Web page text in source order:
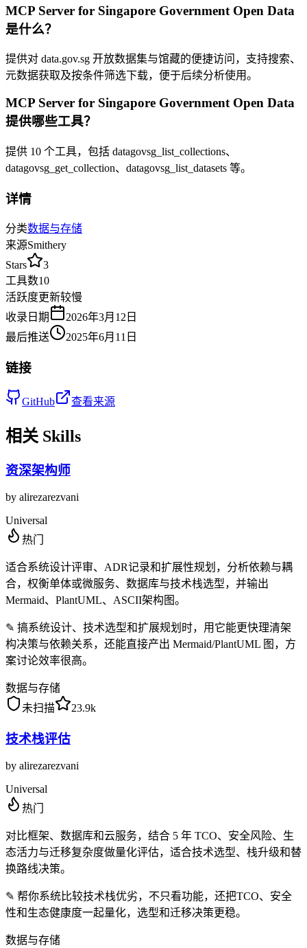
MCP Server for Singapore Government Open Data
是什么？
提供对 data.gov.sg 开放数据集与馆藏的便捷访问，支持搜索、
元数据获取及按条件筛选下载，便于后续分析使用。
MCP Server for Singapore Government Open Data
提供哪些工具？
提供 10 个工具，包括 datagovsg_list_collections、
datagovsg_get_collection、datagovsg_list_datasets 等。
详情
分类数据与存储
来源Smithery
Stars
3
工具数10
活跃度更新较慢
收录日期
2026年3月12日
最后推送
2025年6月11日
链接
GitHub 查看来源
相关 Skills
资深架构师
by alirezarezvani
Universal
热门
适合系统设计评审、ADR记录和扩展性规划，分析依赖与耦
合，权衡单体或微服务、数据库与技术栈选型，并输出
Mermaid、PlantUML、ASCII架构图。
✎ 搞系统设计、技术选型和扩展规划时，用它能更快理清架
构决策与依赖关系，还能直接产出 Mermaid/PlantUML 图，方
案讨论效率很高。
数据与存储
未扫描
23.9k
技术栈评估
by alirezarezvani
Universal
热门
对比框架、数据库和云服务，结合 5 年 TCO、安全风险、生
态活力与迁移复杂度做量化评估，适合技术选型、栈升级和替
换路线决策。
✎ 帮你系统比较技术栈优劣，不只看功能，还把TCO、安全
性和生态健康度一起量化，选型和迁移决策更稳。
数据与存储